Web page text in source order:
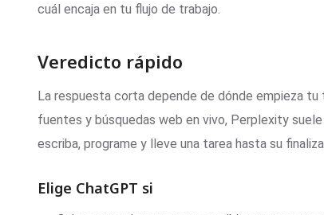
cuál encaja en tu flujo de trabajo.
Veredicto rápido
La respuesta corta depende de dónde empieza
fuentes y búsquedas web en vivo, Perplexity
escriba, programe y lleve una tarea hasta su
Elige ChatGPT si